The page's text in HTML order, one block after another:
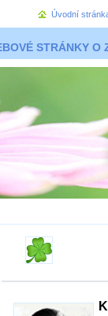
STRÁNKY O
Úvodní